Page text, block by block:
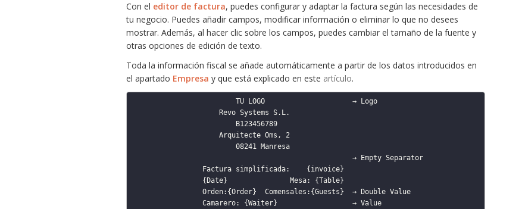
Con el editor de factura, puedes configurar y adaptar la factura según las necesidades de
tu negocio. Puedes añadir campos, modificar información o eliminar lo que no desees
mostrar. Además, al hacer clic sobre los campos, puedes cambiar el tamaño de la fuente y
otras opciones de edición de texto.
Toda la información fiscal se añade automáticamente a partir de los datos introducidos en
el apartado Empresa y que está explicado en este artículo.